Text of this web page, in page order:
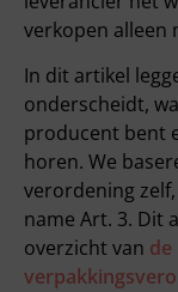
verkopen alleen
In dit artikel
onderscheidt,
producent bent
horen. We
verordening
name Art. 3. Dit
overzicht van de